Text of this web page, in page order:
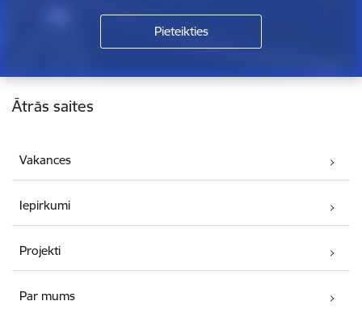
Kājene
Ātrās saites
Vakances
Iepirkumi
Projekti
Par mums